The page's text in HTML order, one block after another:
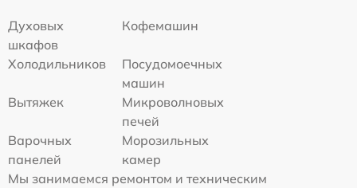
Духовых
шкафов
Кофемашин
Холодильников
Посудомоечных
машин
Вытяжек
Микроволновых
печей
Варочных
панелей
Морозильных
камер
Мы занимаемся ремонтом и техническим